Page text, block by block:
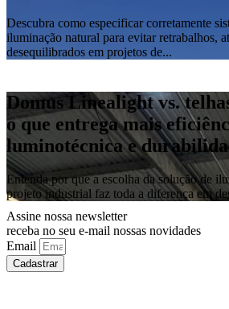
Descubra como especificar corretamente
iluminação natural para evitar retrabalhos,
desequilibrados em projetos de...
Domus Linealight vs.
o que entrega mais
luminotécnica e
Entenda por que a escolha da solução de
projeto industrial faz toda a diferença em
Assine nossa newsletter
receba no seu e-mail nossas novidades
Email
Cadastrar